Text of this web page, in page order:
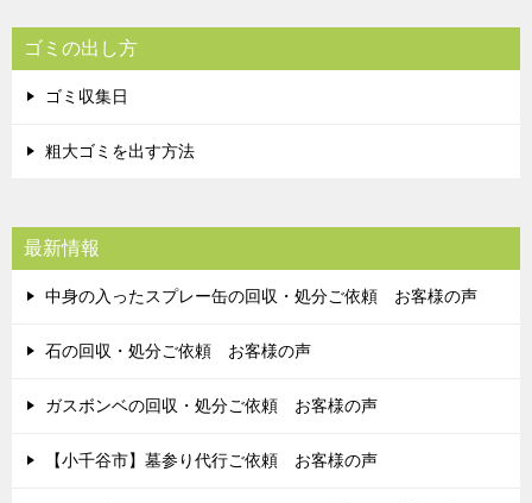
ゴミの出し方
ゴミ収集日
粗大ゴミを出す方法
最新情報
中身の入ったスプレー缶の回収・処分ご依頼 お客様の声
石の回収・処分ご依頼 お客様の声
ガスボンベの回収・処分ご依頼 お客様の声
【小千谷市】墓参り代行ご依頼 お客様の声